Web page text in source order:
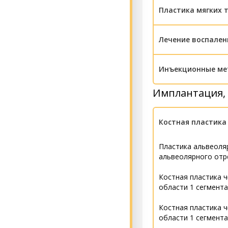
Остановка
материалами, без
Цистотомия или
Резекция верхушки
Закрытый
зуба)
Открытый кюретаж
Гингивэктомия
Гемисекция зуба
Временное
Пластика мягких
Пластика уздечки
Пластика уздечки
Пластика уздечки
Вестибулопластика
Лечение
Лечение
иссечение
Инъекционные
Инъекционное
Наложение шва на
Имплантация,
Костная пластика
Пластика
альвеолярного
Костная пластика
области 1
Костная пластика
области 1